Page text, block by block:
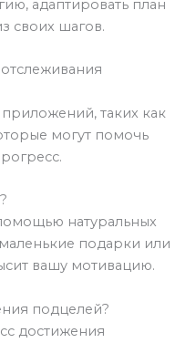
адаптировать план
своих шагов.
таких как
могут помочь
натуральных
подарки или
вашу мотивацию.
подцелей?
достижения